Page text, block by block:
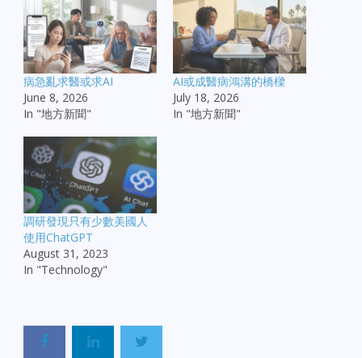
病急亂求醫或求AI
June 8, 2026
In "地方新聞"
AI或成醫病鴻溝的橋樑
July 18, 2026
In "地方新聞"
調研發現只有少數美國人
使用ChatGPT
August 31, 2023
In "Technology"